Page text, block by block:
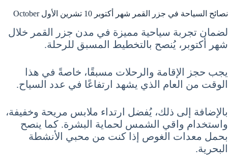
نصائح السياحة في جزر القمر شهر أكتوبر 10 تشرين الأول October
لضمان تجربة سياحية مميزة في مدن جزر القمر خلال
شهر أكتوبر، يُنصح بالتخطيط المسبق للرحلة.
يجب حجز الإقامة والرحلات مسبقًا، خاصةً في هذا
الوقت من العام الذي يشهد ارتفاعًا في عدد السياح.
بالإضافة إلى ذلك، يُفضل ارتداء ملابس مريحة وخفيفة،
واستخدام واقي الشمس لحماية البشرة. كما ينصح
بحمل معدات الغوص إذا كنت من محبي الأنشطة
البحرية.